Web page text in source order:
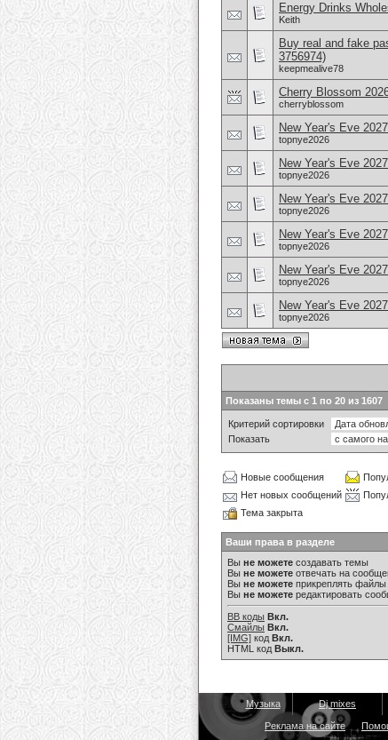
Energy Drinks
Keith
Buy real and fake
3756974)
keepmealive78
Cherry Blossom
cherryblossom
New Year's Eve
topnye2026
New Year's Eve
topnye2026
New Year's Eve
topnye2026
New Year's Eve
topnye2026
New Year's Eve
topnye2026
New Year's Eve
topnye2026
Показаны темы с 1 по 20 из 1607
Критерий сортировки
Показать
Новые сообщения
Нет новых сообщений
Тема закрыта
Ваши права в разделе
Вы не можете создавать темы
Вы не можете отвечать на
Вы не можете прикреплять файлы
Вы не можете редактировать
BB коды Вкл.
Смайлы Вкл.
[IMG] код Вкл.
HTML код Выкл.
Музыка Dj mixes
Реклама на сайте